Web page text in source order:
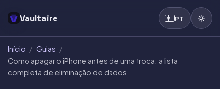
Vaultaire PT
Início / Guias /
Como apagar o iPhone antes de uma troca: a lista
completa de eliminação de dados